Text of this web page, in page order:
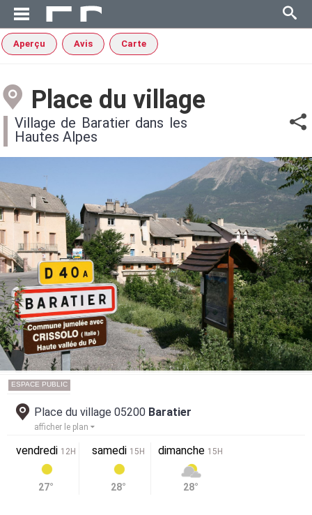
Aperçu Avis Carte
Place du village
Village de Baratier dans les
Hautes Alpes
ESPACE PUBLIC
Place du village 05200 Baratier
afficher le plan
vendredi 12H
27°
samedi 15H
28°
dimanche 15H
28°